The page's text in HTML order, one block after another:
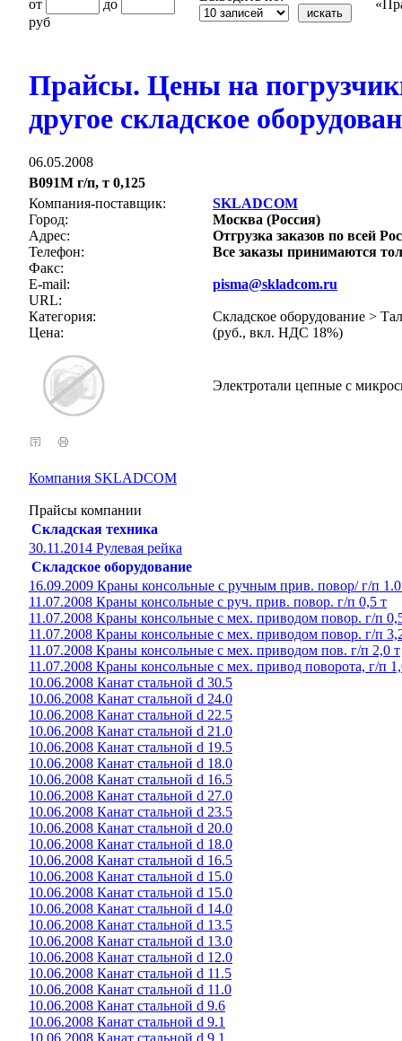
от
до
руб
Прайсы. Цены на
другое складское
06.05.2008
В091М г/п, т 0,125
Компания-поставщик:
SKLADCOM
Город:
Москва (Россия)
Адрес:
Отгрузка заказов по всей
Телефон:
Все заказы принимаются
Факс:
E-mail:
pisma@skladcom.ru
URL:
Категория:
Складское оборудование >
Цена:
(руб., вкл. НДС 18%)
Электротали цепные с
Компания SKLADCOM
Прайсы компании
Складская техника
30.11.2014 Рулевая рейка
Складское оборудование
16.09.2009 Краны консольные с ручным прив. повор/ г/п
11.07.2008 Краны консольные с руч. прив. повор. г/п 0,5 т
11.07.2008 Краны консольные с мех. приводом повор. г/п
11.07.2008 Краны консольные с мех. приводом повор. г/п
11.07.2008 Краны консольные с мех. приводом пов. г/п 2,0 т
11.07.2008 Краны консольные с мех. привод поворота, г/п
10.06.2008 Канат стальной d 30.5
10.06.2008 Канат стальной d 24.0
10.06.2008 Канат стальной d 22.5
10.06.2008 Канат стальной d 21.0
10.06.2008 Канат стальной d 19.5
10.06.2008 Канат стальной d 18.0
10.06.2008 Канат стальной d 16.5
10.06.2008 Канат стальной d 27.0
10.06.2008 Канат стальной d 23.5
10.06.2008 Канат стальной d 20.0
10.06.2008 Канат стальной d 18.0
10.06.2008 Канат стальной d 16.5
10.06.2008 Канат стальной d 15.0
10.06.2008 Канат стальной d 15.0
10.06.2008 Канат стальной d 14.0
10.06.2008 Канат стальной d 13.5
10.06.2008 Канат стальной d 13.0
10.06.2008 Канат стальной d 12.0
10.06.2008 Канат стальной d 11.5
10.06.2008 Канат стальной d 11.0
10.06.2008 Канат стальной d 9.6
10.06.2008 Канат стальной d 9.1
10.06.2008 Канат стальной d 9.1